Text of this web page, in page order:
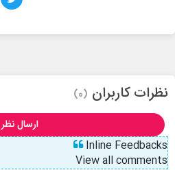
نظرات کاربران (0)
ارسال نظر
Inline Feedbacks
View all comments